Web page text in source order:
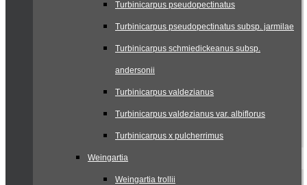
Turbinicarpus pseudopectinatus
Turbinicarpus pseudopectinatus subsp. jarmilae
Turbinicarpus schmiedickeanus subsp.
andersonii
Turbinicarpus valdezianus
Turbinicarpus valdezianus var. albiflorus
Turbinicarpus x pulcherrimus
Weingartia
Weingartia trollii